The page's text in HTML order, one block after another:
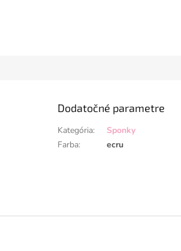
Dodatočné parametre
Kategória:
Sponky
Farba: ecru